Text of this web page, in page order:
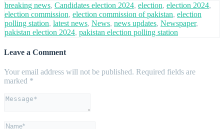
breaking news, Candidates election 2024, election, election 2024,
election commission, election commission of pakistan, election
polling station, latest news, News, news updates, Newspaper,
pakistan election 2024, pakistan election polling station
Leave a Comment
Your email address will not be published. Required fields are
marked *